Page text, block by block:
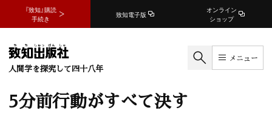
『致知』購読
手続き
致知電子版
オンライン
ショップ
人間学を探究して四十八年
メニュー
5分前行動がすべて決す